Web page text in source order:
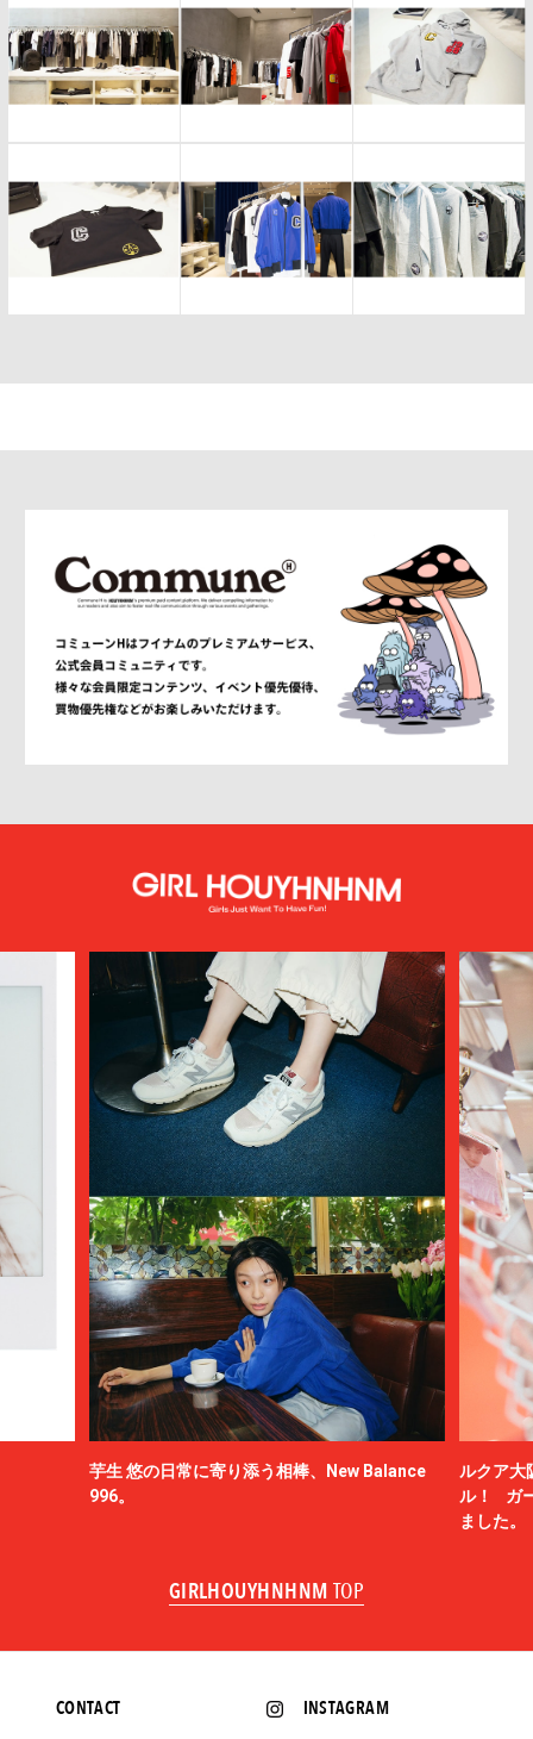
芋生 悠の日常に寄り添う相棒、New Balance
996。
ルクア大
ル！ ガ
ました。
GIRLHOUYHNHNM TOP
INSTAGRAM
CONTACT